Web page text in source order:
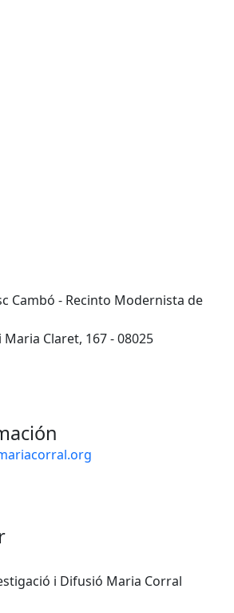
Cambó - Recinto Modernista de
Claret, 167 - 08025
i Difusió Maria Corral